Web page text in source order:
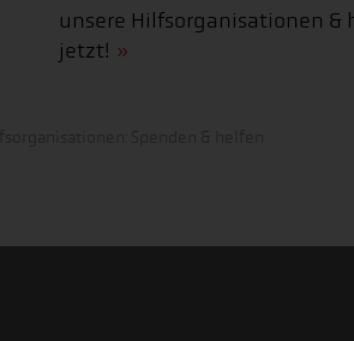
unsere Hilfsorganisationen &
jetzt!